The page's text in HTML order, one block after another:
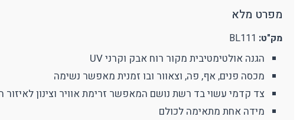
מצלמת גוף מקצועית
ארגונומיה מוצרים כללי
מפרט מלא
מק"ט: BL111
הגנה אולטימטיבית מקור רוח אבק וקרני UV
מכסה פנים, אף, פה, וצאוור ובו זמנית מאפשר נשימה
צד קדמי עשוי בד רשת נושם המאפשר זרימת אוויר וצינון לאיזור
מידה אחת מתאימה לכולם